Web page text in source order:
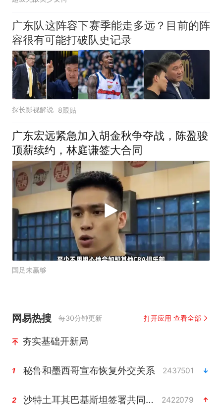
广东队这阵容下赛季能走多远？目前的阵
容很有可能打破队史记录
探长影视解说 8跟贴
广东宏远紧急加入胡金秋争夺战，陈盈骏
顶薪续约，林庭谦签大合同
国足未赢够
网易热搜 每30分钟更新 打开应用 查看全部
夯实基础开新局
1 秘鲁和墨西哥宣布恢复外交关系 2437501
2 沙特土耳其巴基斯坦签署共同防务协议 2422079